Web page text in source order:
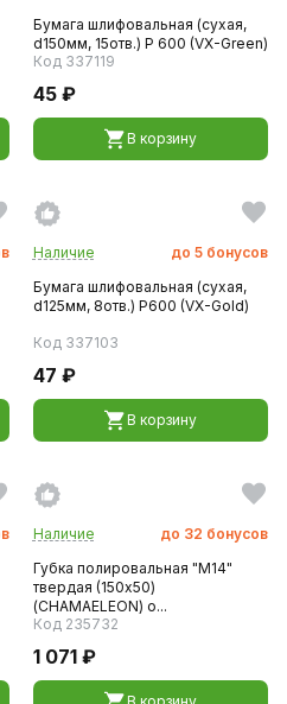
Бумага шлифовальная (сухая,
d150мм, 15отв.) P 600 (VX-Green)
Код 337119
45 ₽
В корзину
Наличие до 5 бонусов
Бумага шлифовальная (сухая,
d125мм, 8отв.) P600 (VX-Gold)
Код 337103
47 ₽
В корзину
Наличие до 32 бонусов
Губка полировальная "M14"
твердая (150x50)
(CHAMAELEON) о...
Код 235732
1 071 ₽